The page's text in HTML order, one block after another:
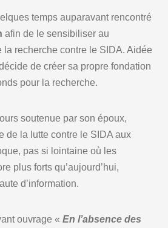
temps auparavant rencontré
afin de le sensibiliser au
la recherche contre le SIDA. Aidée
de créer sa propre fondation
pour la recherche.
soutenue par son époux,
de la lutte contre le SIDA aux
pas si lointaine où les
plus forts qu’aujourd’hui,
d’information.
ouvrage «En l’absence des